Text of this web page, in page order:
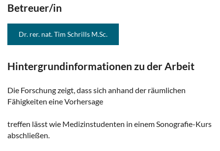
Betreuer/in
Dr. rer. nat. Tim Schrills M.Sc.
Hintergrundinformationen zu der Arbeit
Die Forschung zeigt, dass sich anhand der räumlichen
Fähigkeiten eine Vorhersage
treffen lässt wie Medizinstudenten in einem Sonografie-Kurs
abschließen.